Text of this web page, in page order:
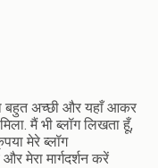
बहुत अच्छी और यहाँ आकर
मैं भी ब्लॉग लिखता हूँ,
मेरे ब्लॉग
मेरा मार्गदर्शन करें